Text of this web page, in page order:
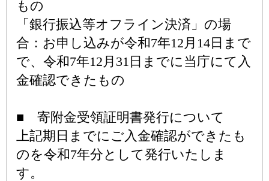
もの
「銀行振込等オフライン決済」の場
合：お申し込みが令和7年12月14日まで
で、令和7年12月31日までに当庁にて入
金確認できたもの
■ 寄附金受領証明書発行について
上記期日までにご入金確認ができたも
のを令和7年分として発行いたしま
す。